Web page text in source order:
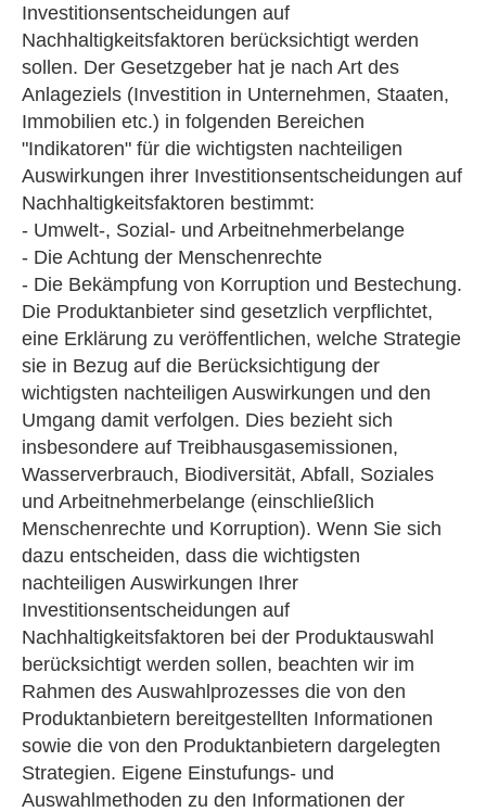
Investitionsentscheidungen auf
Nachhaltigkeitsfaktoren berücksichtigt werden
sollen. Der Gesetzgeber hat je nach Art des
Anlageziels (Investition in Unternehmen, Staaten,
Immobilien etc.) in folgenden Bereichen
"Indikatoren" für die wichtigsten nachteiligen
Auswirkungen ihrer Investitionsentscheidungen auf
Nachhaltigkeitsfaktoren bestimmt:
- Umwelt-, Sozial- und Arbeitnehmerbelange
- Die Achtung der Menschenrechte
- Die Bekämpfung von Korruption und Bestechung.
Die Produktanbieter sind gesetzlich verpflichtet,
eine Erklärung zu veröffentlichen, welche Strategie
sie in Bezug auf die Berücksichtigung der
wichtigsten nachteiligen Auswirkungen und den
Umgang damit verfolgen. Dies bezieht sich
insbesondere auf Treibhausgasemissionen,
Wasserverbrauch, Biodiversität, Abfall, Soziales
und Arbeitnehmerbelange (einschließlich
Menschenrechte und Korruption). Wenn Sie sich
dazu entscheiden, dass die wichtigsten
nachteiligen Auswirkungen Ihrer
Investitionsentscheidungen auf
Nachhaltigkeitsfaktoren bei der Produktauswahl
berücksichtigt werden sollen, beachten wir im
Rahmen des Auswahlprozesses die von den
Produktanbietern bereitgestellten Informationen
sowie die von den Produktanbietern dargelegten
Strategien. Eigene Einstufungs- und
Auswahlmethoden zu den Informationen der